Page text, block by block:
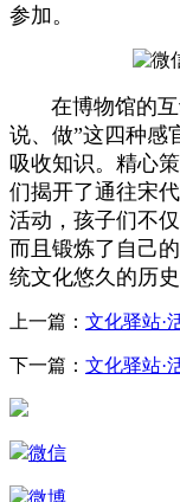
参加。
在博物馆的互
说、做”这四种感
吸收知识。精心
们揭开了通往宋
活动，孩子们不
而且锻炼了自己
统文化悠久的历
上一篇： 文化驿站·
下一篇： 文化驿站·
微信
微博